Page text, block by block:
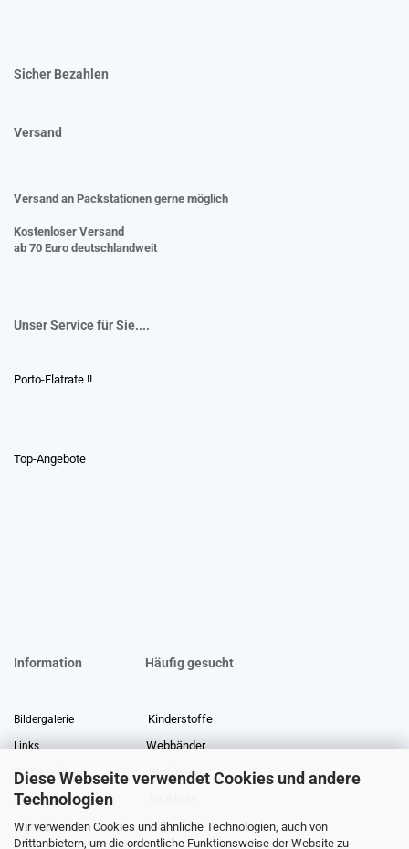
Diese Webseite verwendet Cookies und andere
Technologien
Wir verwenden Cookies und ähnliche Technologien, auch von
Drittanbietern, um die ordentliche Funktionsweise der Website zu
Sicher Bezahlen
Versand
Versand an Packstationen gerne möglich
Kostenloser Versand
ab 70 Euro deutschlandweit
Unser Service für Sie....
Porto-Flatrate !!
Top-Angebote
Information Häufig gesucht
Bildergalerie Kinderstoffe
Links Webbänder
Stoffe Lexikon Stoffreste
Über uns
Gewerberabatt Meterware